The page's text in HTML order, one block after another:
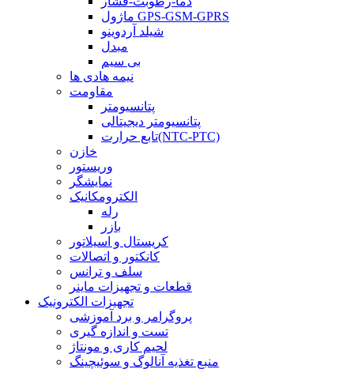
ماژول GPS-GSM-GPRS
شیلد آردوینو
مبدل
بی سیم
نیمه هادی ها
مقاومت
پتانسیومتر
پتانسیومتر دیجیتالی
تابع حرارت(NTC-PTC)
خازن
وریستور
نمایشگر
الکترومکانیک
رله
بازر
کریستال و اسیلاتور
کانکتور و اتصالات
سلف و ترانس
قطعات و تجهیزات ماینر
تجهیزات الکترونیک
پروگرامر و برد آموزشی
تست و اندازه گیری
لحیم کاری و مونتاژ
منبع تغذیه آنالوگ و سوئیچینگ